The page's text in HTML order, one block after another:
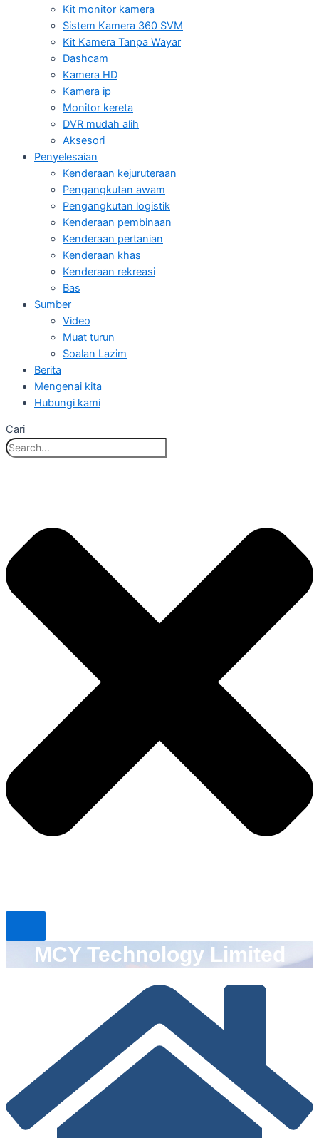
Kit monitor kamera
Sistem Kamera 360 SVM
Kit Kamera Tanpa Wayar
Dashcam
Kamera HD
Kamera ip
Monitor kereta
DVR mudah alih
Aksesori
Penyelesaian
Kenderaan kejuruteraan
Pengangkutan awam
Pengangkutan logistik
Kenderaan pembinaan
Kenderaan pertanian
Kenderaan khas
Kenderaan rekreasi
Bas
Sumber
Video
Muat turun
Soalan Lazim
Berita
Mengenai kita
Hubungi kami
Cari
MCY Technology Limited